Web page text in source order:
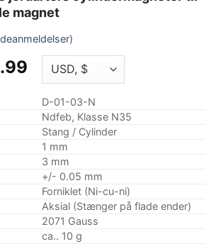
magnet
Prisklasse:
$2.95
ved
$16.99
D-01-03-N
Ndfeb, Klasse N35
Stang / Cylinder
1 mm
3 mm
+/- 0.05 mm
Forniklet (Ni-cu-ni)
Aksial (Stænger på flade ender)
2071 Gauss
ca.. 10 g